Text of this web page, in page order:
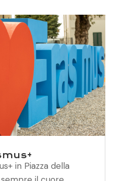
in Piazza della